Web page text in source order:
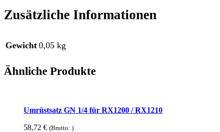
Zusätzliche Informationen
Gewicht 0,05 kg
Ähnliche Produkte
Umrüstsatz GN 1/4 für RX1200 / RX1210
58,72 € (Brutto: )